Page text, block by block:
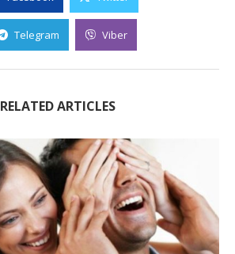
Telegram Viber
RELATED ARTICLES